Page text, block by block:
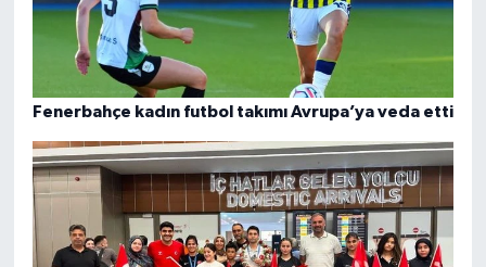
Fenerbahçe kadın futbol takımı Avrupa’ya veda etti